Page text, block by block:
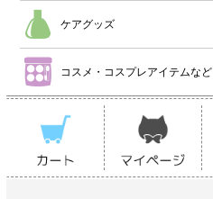
ケアグッズ
コスメ・コスプレアイテムなど